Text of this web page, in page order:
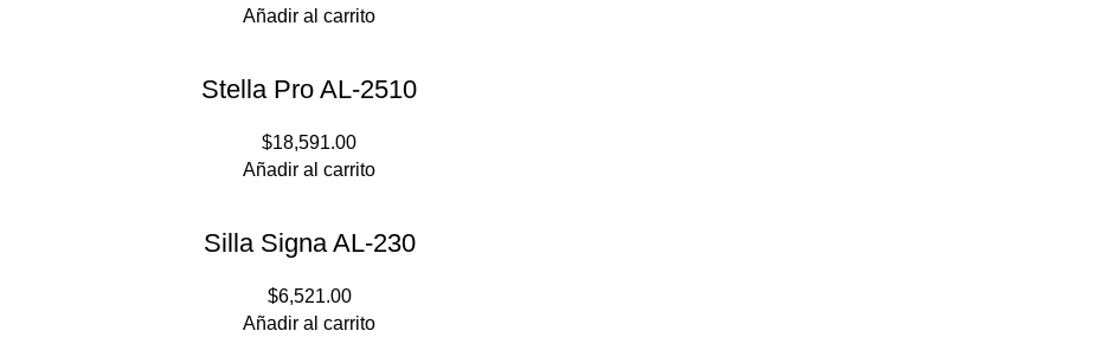
Añadir al carrito
Stella Pro AL-2510
$18,591.00
Añadir al carrito
Silla Signa AL-230
$6,521.00
Añadir al carrito